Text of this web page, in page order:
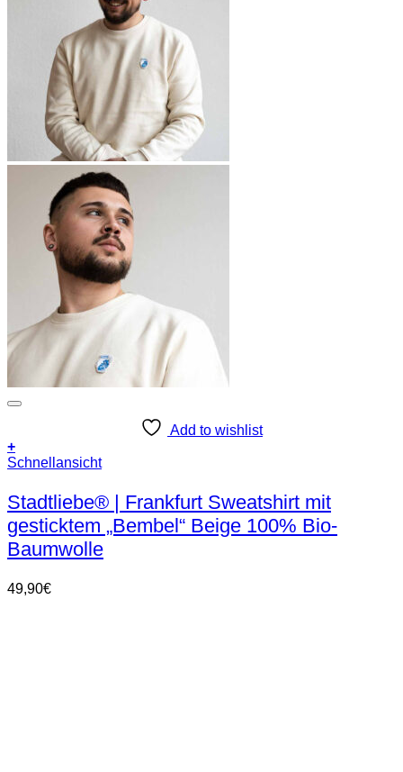
Add to wishlist
+
Dieses
weist
mehrere
Varianten
auf.
Die
können
Schnellansicht
Stadtliebe® | Frankfurt Sweatshirt mit
gesticktem „Bembel“ Beige 100% Bio-
Baumwolle
49,90€